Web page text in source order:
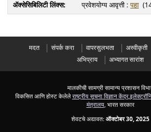
प्रवेशयोग्य आवृत्ती : पहा
मदत संपर्क करा वापरसुलभता अस्वीकृती
अभिप्राय
अभ्यागत सारांश
मालकीची सामग्री सामान्य प्रशासन
विकसित आणि होस्ट केलेलेराष्ट्रीय सूचना विज्ञान केंद्र,
मंत्रालय, भारत सरकार
शेवटचे अद्यावत:ऑक्टोबर 30, 2025